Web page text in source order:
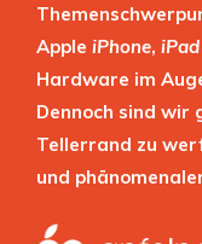
Apple iPhone, iPad
Hardware im
Dennoch sind wir
Tellerrand zu
und